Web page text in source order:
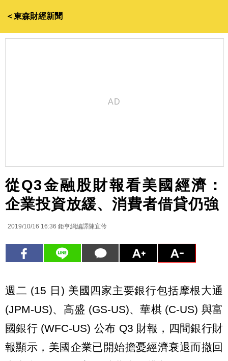
＜東森財經新聞
從Q3金融股財報看美國經濟：
企業投資放緩、消費者借貸仍強
2019/10/16 16:36 鉅亨網編譯陳宜伶
週二 (15 日) 美國四家主要銀行包括摩根大通
(JPM-US)、高盛 (GS-US)、華棋 (C-US) 與富
國銀行 (WFC-US) 公布 Q3 財報，四間銀行財
報顯示，美國企業已開始擔憂經濟衰退而撤回